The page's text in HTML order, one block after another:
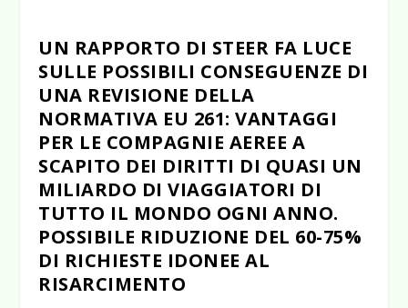
UN RAPPORTO DI STEER FA LUCE
SULLE POSSIBILI CONSEGUENZE DI
UNA REVISIONE DELLA
NORMATIVA EU 261: VANTAGGI
PER LE COMPAGNIE AEREE A
SCAPITO DEI DIRITTI DI QUASI UN
MILIARDO DI VIAGGIATORI DI
TUTTO IL MONDO OGNI ANNO.
POSSIBILE RIDUZIONE DEL 60-75%
DI RICHIESTE IDONEE AL
RISARCIMENTO